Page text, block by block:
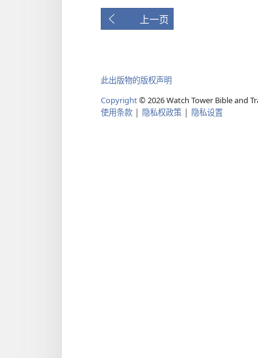
上一页
此出版物的版权声明
Copyright© 2026 Watch Tower Bible and
使用条款 | 隐私权政策 | 隐私设置